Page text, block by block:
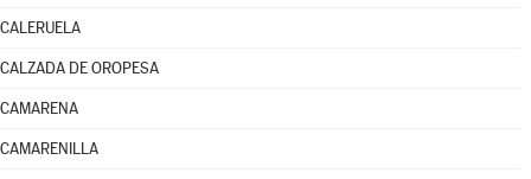
CALERUELA
CALZADA DE OROPESA
CAMARENA
CAMARENILLA